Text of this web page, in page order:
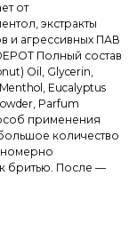
от
экстракты
и агрессивных ПАВ
Полный состав
Oil, Glycerin,
Eucalyptus
Parfum
применения
количество
бритью. После —